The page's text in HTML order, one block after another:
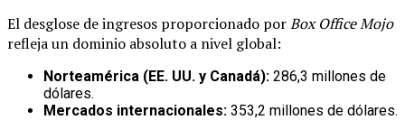
El desglose de ingresos proporcionado porBox Office Mojo
refleja un dominio absoluto a nivel global:
Norteamérica (EE. UU. y Canadá): 286,3 millones de
dólares.
Mercados internacionales: 353,2 millones de dólares.